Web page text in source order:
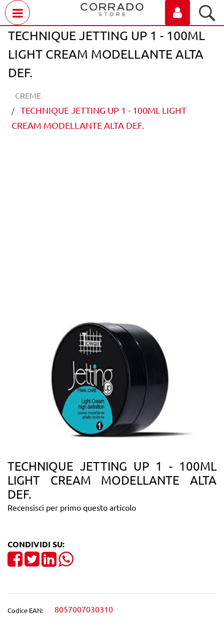
TECHNIQUE JETTING UP 1 - 100ML
LIGHT CREAM MODELLANTE ALTA
DEF.
CREME
TECHNIQUE JETTING UP 1 - 100ML LIGHT
CREAM MODELLANTE ALTA DEF.
TECHNIQUE JETTING UP 1 - 100ML
LIGHT CREAM MODELLANTE ALTA
DEF.
Recensisci per primo questo articolo
CONDIVIDI SU:
Share on Facebook
TweetShare on LinkedIn
Codice EAN: 8057007030310